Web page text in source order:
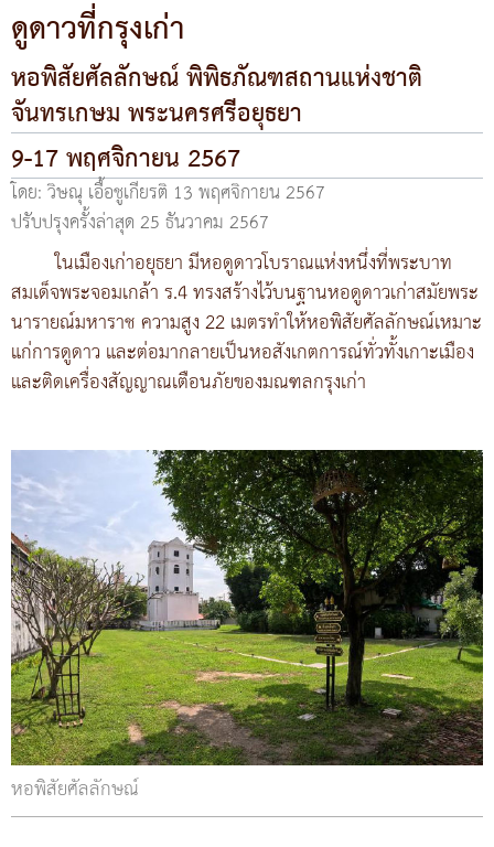
ดูดาวที่กรุงเก่า
หอพิสัยศัลลักษณ์ พิพิธภัณฑสถานแห่งชาติ
จันทรเกษม พระนครศรีอยุธยา
9-17 พฤศจิกายน 2567
โดย: วิษณุ เอื้อชูเกียรติ 13 พฤศจิกายน 2567
ปรับปรุงครั้งล่าสุด 25 ธันวาคม 2567
ในเมืองเก่าอยุธยา มีหอดูดาวโบราณแห่งหนึ่งที่พระบาท
สมเด็จพระจอมเกล้า ร.4 ทรงสร้างไว้บนฐานหอดูดาวเก่าสมัยพระ
นารายณ์มหาราช ความสูง 22 เมตรทำให้หอพิสัยศัลลักษณ์เหมาะ
แก่การดูดาว และต่อมากลายเป็นหอสังเกตการณ์ทั่วทั้งเกาะเมือง
และติดเครื่องสัญญาณเตือนภัยของมณฑลกรุงเก่า
หอพิสัยศัลลักษณ์